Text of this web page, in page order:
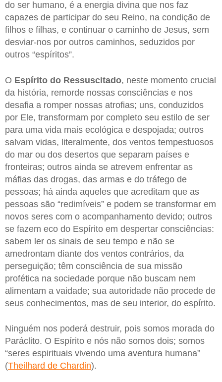
do ser humano, é a energia divina que nos faz
capazes de participar do seu Reino, na condição de
filhos e filhas, e continuar o caminho de Jesus, sem
desviar-nos por outros caminhos, seduzidos por
outros “espíritos”.
O Espírito do Ressuscitado, neste momento crucial
da história, remorde nossas consciências e nos
desafia a romper nossas atrofias; uns, conduzidos
por Ele, transformam por completo seu estilo de ser
para uma vida mais ecológica e despojada; outros
salvam vidas, literalmente, dos ventos tempestuosos
do mar ou dos desertos que separam países e
fronteiras; outros ainda se atrevem enfrentar as
máfias das drogas, das armas e do tráfego de
pessoas; há ainda aqueles que acreditam que as
pessoas são “redimíveis” e podem se transformar em
novos seres com o acompanhamento devido; outros
se fazem eco do Espírito em despertar consciências:
sabem ler os sinais de seu tempo e não se
amedrontam diante dos ventos contrários, da
perseguição; têm consciência de sua missão
profética na sociedade porque não buscam nem
alimentam a vaidade; sua autoridade não procede de
seus conhecimentos, mas de seu interior, do espírito.
Ninguém nos poderá destruir, pois somos morada do
Paráclito. O Espírito e nós não somos dois; somos
“seres espirituais vivendo uma aventura humana”
(Theilhard de Chardin).